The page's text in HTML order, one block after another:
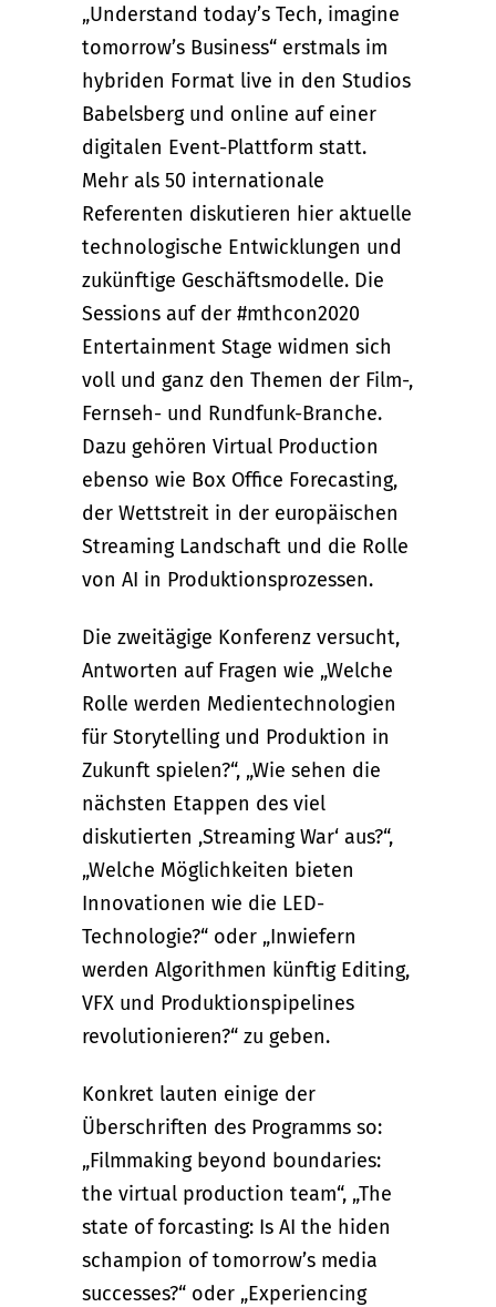
„Understand today’s Tech, imagine
tomorrow’s Business“ erstmals im
hybriden Format live in den Studios
Babelsberg und online auf einer
digitalen Event-Plattform statt.
Mehr als 50 internationale
Referenten diskutieren hier aktuelle
technologische Entwicklungen und
zukünftige Geschäftsmodelle. Die
Sessions auf der #mthcon2020
Entertainment Stage widmen sich
voll und ganz den Themen der Film-,
Fernseh- und Rundfunk-Branche.
Dazu gehören Virtual Production
ebenso wie Box Office Forecasting,
der Wettstreit in der europäischen
Streaming Landschaft und die Rolle
von AI in Produktionsprozessen.
Die zweitägige Konferenz versucht,
Antworten auf Fragen wie „Welche
Rolle werden Medientechnologien
für Storytelling und Produktion in
Zukunft spielen?“, „Wie sehen die
nächsten Etappen des viel
diskutierten ,Streaming War‘ aus?“,
„Welche Möglichkeiten bieten
Innovationen wie die LED-
Technologie?“ oder „Inwiefern
werden Algorithmen künftig Editing,
VFX und Produktionspipelines
revolutionieren?“ zu geben.
Konkret lauten einige der
Überschriften des Programms so:
„Filmmaking beyond boundaries:
the virtual production team“, „The
state of forcasting: Is AI the hiden
schampion of tomorrow’s media
successes?“ oder „Experiencing